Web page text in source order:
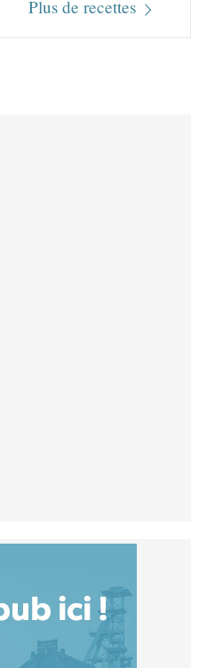
Plus de recettes